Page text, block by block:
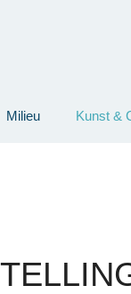
Milieu Kunst &